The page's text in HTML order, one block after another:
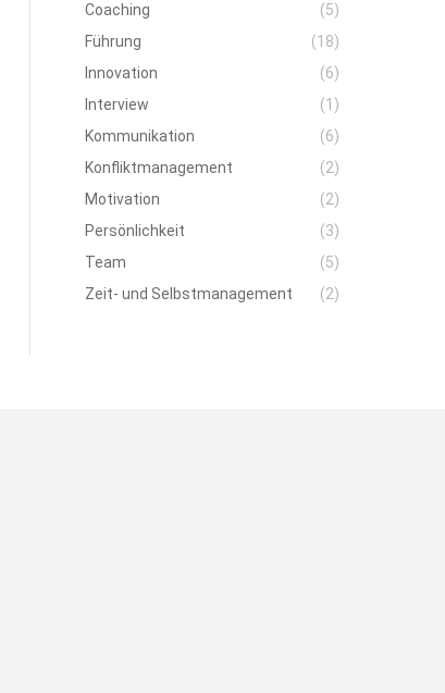
Coaching
(5)
Führung
(18)
Innovation
(6)
Interview
(1)
Kommunikation
(6)
Konfliktmanagement
(2)
Motivation
(2)
Persönlichkeit
(3)
Team
(5)
Zeit- und Selbstmanagement
(2)